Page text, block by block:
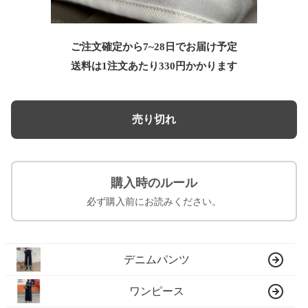
ご注文確定から7~28日でお届け予定
送料は1注文あたり330 円かかります
売り切れ
購入時のルール
必ず購入前にお読みください。
デニムパンツ
ワンピース